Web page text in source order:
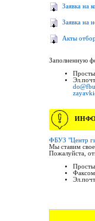
Заявка на
Заявка на
Акты
Заполненную
ФБУЗ "Центр
Мы ставим
Пожалуйста,